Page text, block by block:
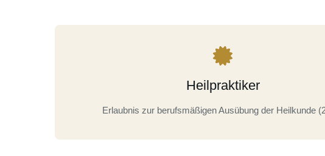
Heilpraktiker
Erlaubnis zur berufsmäßigen Ausübung der Heilkunde